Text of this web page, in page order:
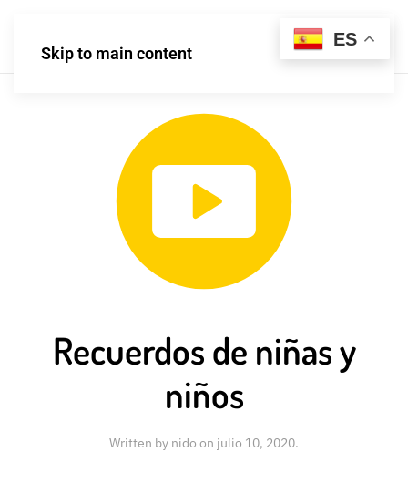
Skip to main content
Recuerdos de niñas y
niños
Written by nido on julio 10, 2020.
ES